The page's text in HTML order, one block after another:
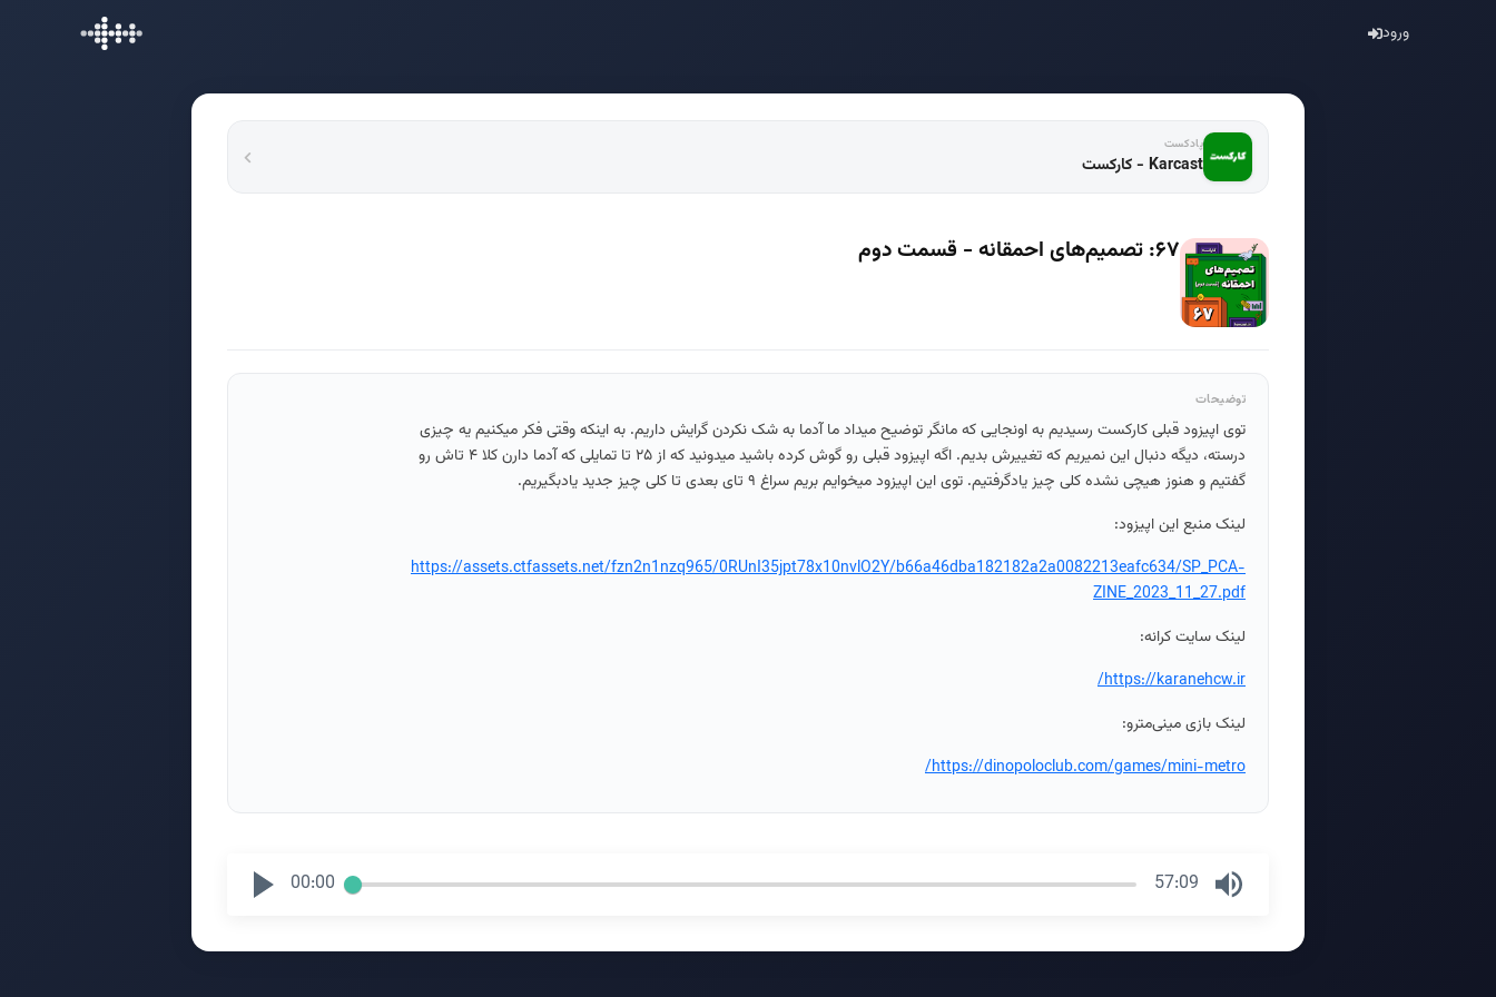
ورود
پادکست
Karcast - کارکست
۶۷: تصمیم‌های احمقانه - قسمت دوم
توضیحات
توی اپیزود قبلی کارکست رسیدیم به اونجایی که مانگر توضیح میداد ما آدما به شک نکردن گرایش داریم. به اینکه وقتی فکر میکنیم یه چیزی
درسته، دیگه دنبال این نمیریم که تغییرش بدیم. اگه اپیزود قبلی رو گوش کرده باشید میدونید که از ۲۵ تا تمایلی که آدما دارن کلا ۴ تاش رو
گفتیم و هنوز هیچی نشده کلی چیز یادگرفتیم. توی این اپیزود میخوایم بریم سراغ ۹ تای بعدی تا کلی چیز جدید یادبگیریم.
لینک منبع این اپیزود:
https://assets.ctfassets.net/fzn2n1nzq965/0RUnI35jpt78x10nvlO2Y/b66a46dba182182a2a0082213eafc634/SP_PCA-
ZINE_2023_11_27.pdf
لینک سایت کرانه:
https://karanehcw.ir/
لینک بازی مینی‌مترو:
https://dinopoloclub.com/games/mini-metro/
00:00
57:09